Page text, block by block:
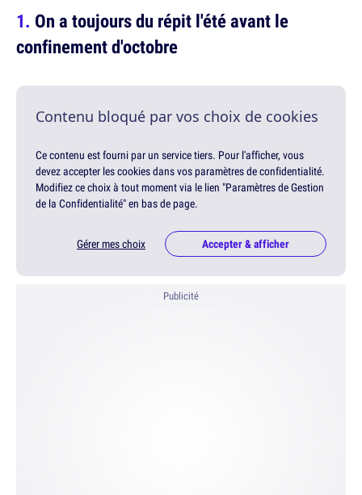
On a toujours du répit l'été avant le
confinement d'octobre
Contenu bloqué par vos choix de cookies
Ce contenu est fourni par un service tiers. Pour l'afficher, vous
devez accepter les cookies dans vos paramètres de confidentialité.
Modifiez ce choix à tout moment via le lien "Paramètres de Gestion
de la Confidentialité" en bas de page.
Gérer mes choix Accepter & afficher
Publicité